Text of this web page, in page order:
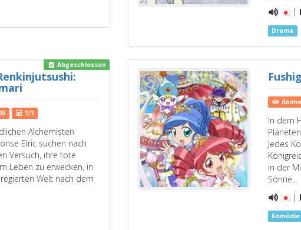
|
Drama
Abgeschlossen
1/1
Alchemisten
Elric suchen nach
Versuch, ihre tote
Leben zu erwecken, in
Welt nach dem
In dem
Jedes
in der
Sonne…
|
Komödie